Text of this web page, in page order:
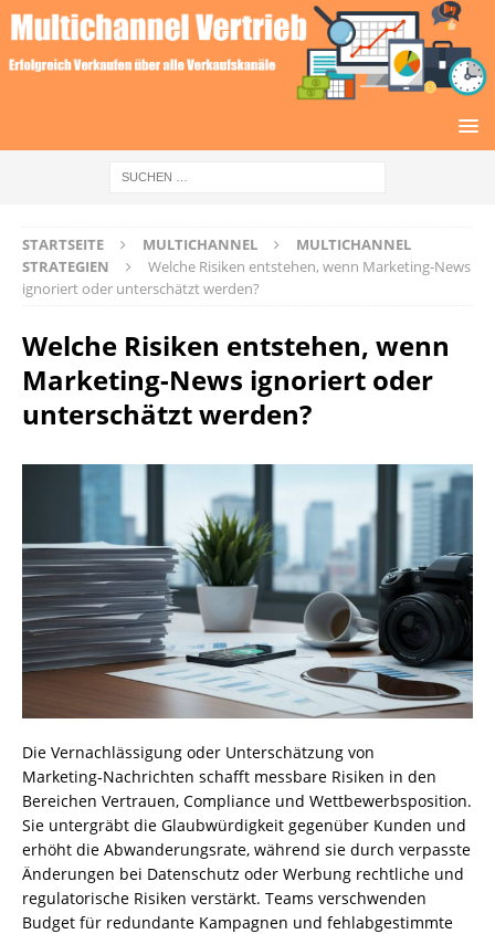
STARTSEITE MULTICHANNEL
MULTICHANNEL
STRATEGIEN
Welche Risiken entstehen, wenn Marketing-News
ignoriert oder unterschätzt werden?
Welche Risiken entstehen, wenn
Marketing-News ignoriert oder
unterschätzt werden?
Die Vernachlässigung oder Unterschätzung von
Marketing‑Nachrichten schafft messbare Risiken in den
Bereichen Vertrauen, Compliance und Wettbewerbsposition.
Sie untergräbt die Glaubwürdigkeit gegenüber Kunden und
erhöht die Abwanderungsrate, während sie durch verpasste
Änderungen bei Datenschutz oder Werbung rechtliche und
regulatorische Risiken verstärkt. Teams verschwenden
Budget für redundante Kampagnen und fehlabgestimmte